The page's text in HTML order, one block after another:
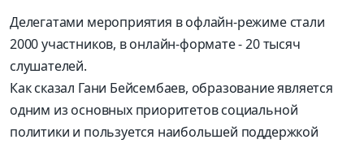
Делегатами мероприятия в офлайн-режиме стали
2000 участников, в онлайн-формате - 20 тысяч
слушателей.
Как сказал Гани Бейсембаев, образование является
одним из основных приоритетов социальной
политики и пользуется наибольшей поддержкой